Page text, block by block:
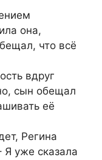
она,
что всё
вдруг
сын обещал
её
Регина
Я уже сказала